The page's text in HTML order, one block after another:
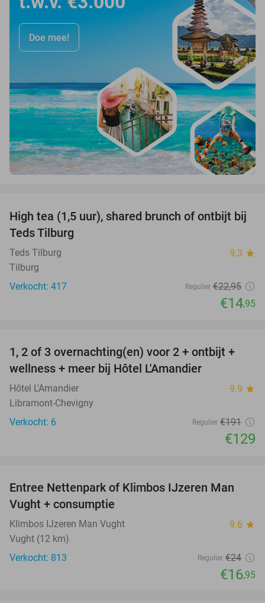
Doe mee!
35%
High tea (1,5 uur), shared brunch of ontbijt bij
Teds Tilburg
Teds Tilburg 9.3 star
Tilburg
Verkocht: 417
Regulier €22,95
€14,95
32%
TODAY
1, 2 of 3 overnachting(en) voor 2 + ontbijt +
wellness + meer bij Hôtel L'Amandier
Hôtel L'Amandier 9.9 star
Libramont-Chevigny
Verkocht: 6
Regulier €191
€129
29%
Entree Nettenpark of Klimbos IJzeren Man
Vught + consumptie
Klimbos IJzeren Man Vught 9.6 star
Vught (12 km)
Verkocht: 813
Regulier €24
€16,95